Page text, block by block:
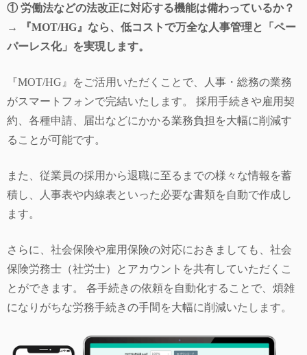
① 労働法などの法改正に対応する機能は備わっているか？
→ 『MOT/HG』なら、低コストで万全な人事管理と「ペー
パーレス化」を実現します。
『MOT/HG』をご活用いただくことで、人事・総務の業務
がスマートフォンで完結いたします。 採用手続きや雇用契
約、各種申請、届出などにかかる業務負担を大幅に削減す
ることが可能です。
また、従業員の採用から退職に至るまでの様々な情報を蓄
積し、人事表や内線表といった必要な書類を自動で作成し
ます。
さらに、社会保険や雇用保険の対応におきましても、社会
保険労務士（社労士）とアカウントを共有していただくこ
とができます。 各手続きの依頼を自動化することで、煩雑
になりがちな労務手続きの手間を大幅に削減いたします。